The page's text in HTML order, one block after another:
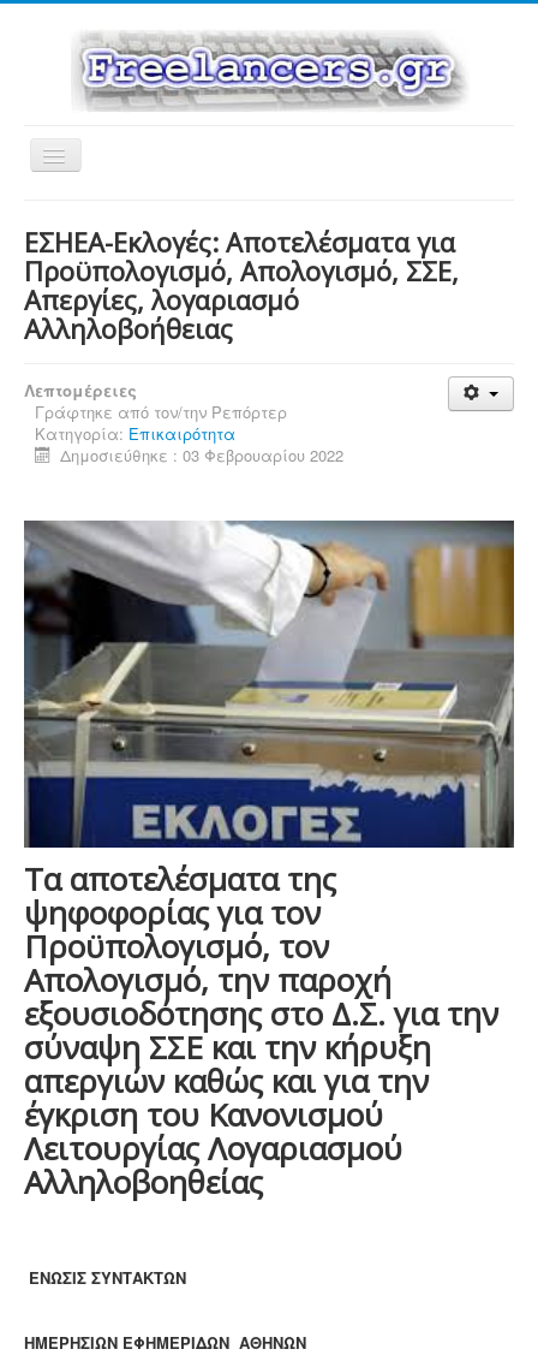
Εναλλαγή
πλοήγησης
ΕΣΗΕΑ-Εκλογές: Αποτελέσματα για
Προϋπολογισμό, Απολογισμό, ΣΣΕ,
Απεργίες, λογαριασμό
Αλληλοβοήθειας
Λεπτομέρειες
Γράφτηκε από τον/την Ρεπόρτερ
Κατηγορία: Επικαιρότητα
Δημοσιεύθηκε : 03 Φεβρουαρίου 2022
Τα αποτελέσματα της
ψηφοφορίας για τον
Προϋπολογισμό, τον
Απολογισμό, την παροχή
εξουσιοδότησης στο Δ.Σ. για την
σύναψη ΣΣΕ και την κήρυξη
απεργιών καθώς και για την
έγκριση του Κανονισμού
Λειτουργίας Λογαριασμού
Αλληλοβοηθείας
ENΩΣΙΣ ΣΥΝΤΑΚΤΩΝ
ΗΜΕΡΗΣΙΩΝ ΕΦΗΜΕΡΙΔΩΝ ΑΘΗΝΩΝ